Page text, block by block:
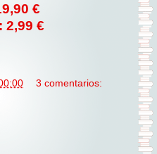
€
2,99 €
3 comentarios: